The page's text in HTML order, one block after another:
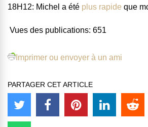
18H12: Michel a été plus rapide que
Vues des publications: 651
Imprimer ou envoyer à un ami
PARTAGER CET ARTICLE